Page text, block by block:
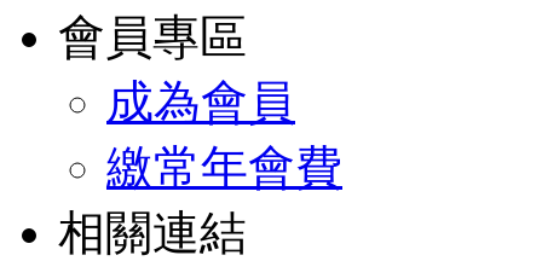
會員專區
成為會員
繳常年會費
相關連結